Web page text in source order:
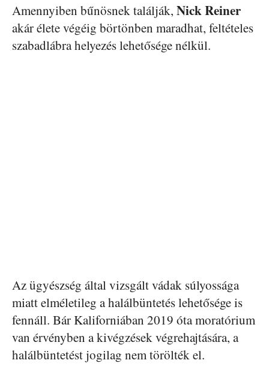
Amennyiben bűnösnek találják, Nick Reiner
akár élete végéig börtönben maradhat, feltételes
szabadlábra helyezés lehetősége nélkül.
Az ügyészség által vizsgált vádak súlyossága
miatt elméletileg a halálbüntetés lehetősége is
fennáll. Bár Kaliforniában 2019 óta moratórium
van érvényben a kivégzések végrehajtására, a
halálbüntetést jogilag nem törölték el.